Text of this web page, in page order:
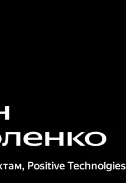
, Positive Technolgies